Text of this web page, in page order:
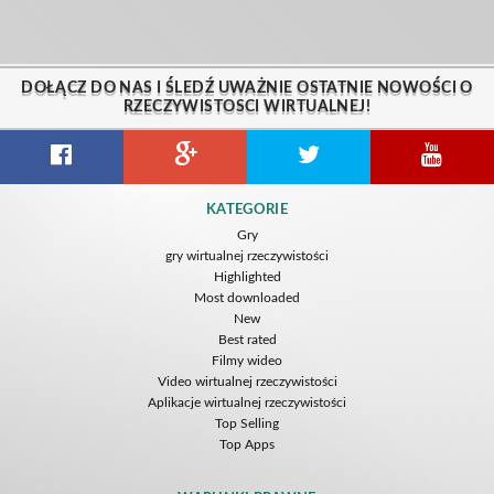
DOŁĄCZ DO NAS I ŚLEDŹ UWAŻNIE OSTATNIE NOWOŚCI O
RZECZYWISTOSCI WIRTUALNEJ!
KATEGORIE
Gry
gry wirtualnej rzeczywistości
Highlighted
Most downloaded
New
Best rated
Filmy wideo
Video wirtualnej rzeczywistości
Aplikacje wirtualnej rzeczywistości
Top Selling
Top Apps